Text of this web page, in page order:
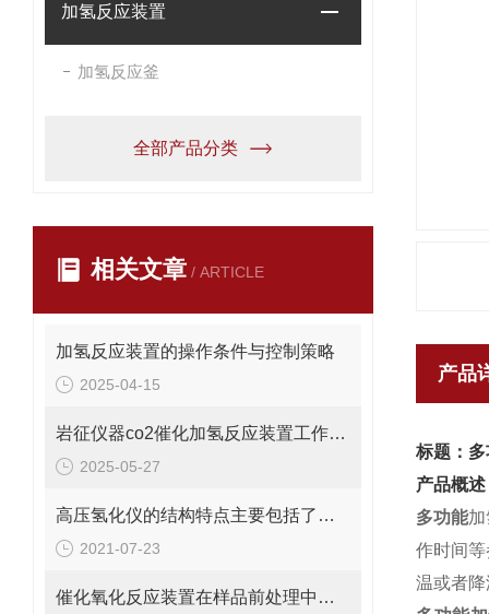
加氢反应装置
加氢反应釜
全部产品分类
相关文章 / ARTICLE
加氢反应装置的操作条件与控制策略
2025-04-15
岩征仪器co2催化加氢反应装置工作原理、典型应用
2025-05-27
高压氢化仪的结构特点主要包括了哪些？
2021-07-23
催化氧化反应装置在样品前处理中的作用详述
产品
标题：
产品概述
多功能加
作时间
温或者